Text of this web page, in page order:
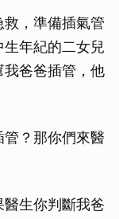
，準備插氣管
年紀的二女兒
爸爸插管，他
？那你們來醫
生你判斷我爸